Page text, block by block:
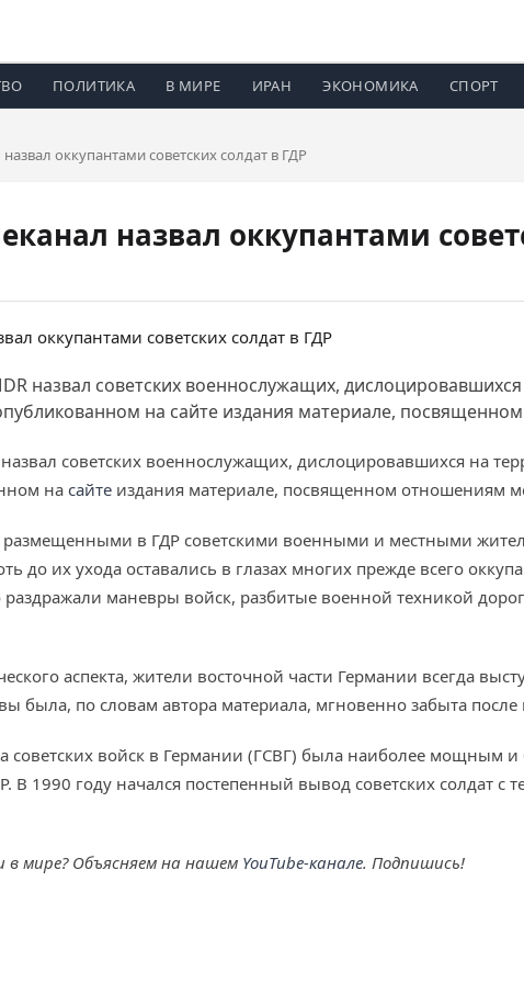
ПОЛИТИКА В МИРЕ ИРАН ЭКОНОМИКА СПОРТ
оккупантами советских солдат в ГДР
назвал оккупантами
назвал советских военнослужащих,
на сайте издания материале,
советских военнослужащих, дислоцировавшихся на
на сайте издания материале, посвященном отношениям
в ГДР советскими военными и местными
до их ухода оставались в глазах многих прежде всего
маневры войск, разбитые военной техникой
аспекта, жители восточной части Германии всегда
была, по словам автора материала, мгновенно забыта после
советских войск в Германии (ГСВГ) была наиболее мощным
В 1990 году начался постепенный вывод советских солдат
в мире? Объясняем на нашем YouTube-канале. Подпишись!